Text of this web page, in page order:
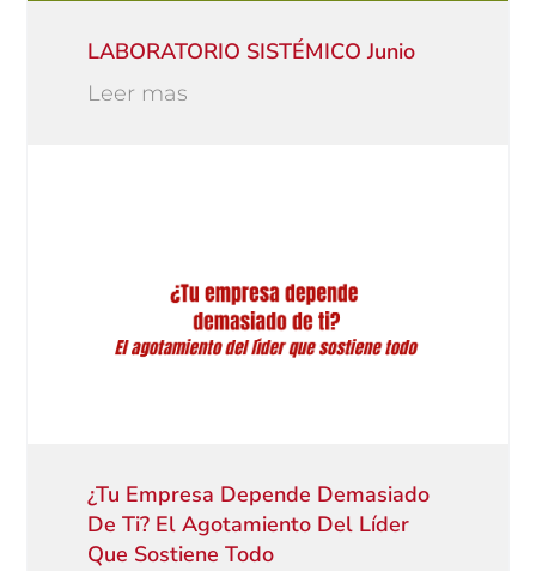
LABORATORIO SISTÉMICO Junio
Leer mas
¿Tu Empresa Depende Demasiado
De Ti? El Agotamiento Del Líder
Que Sostiene Todo